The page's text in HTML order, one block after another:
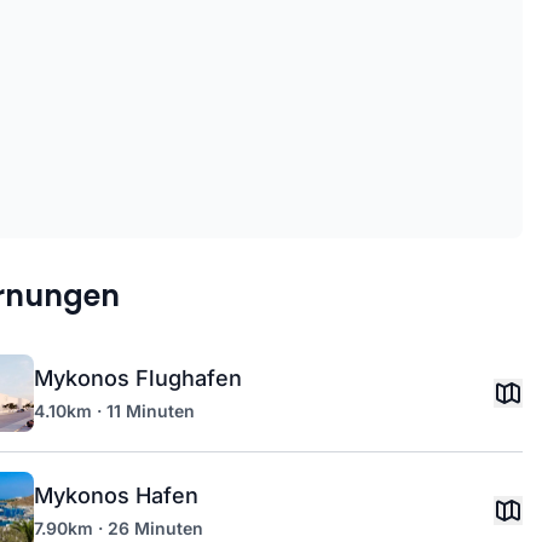
Mykonos Flughafen
4.10km · 11 Minuten
Mykonos Hafen
7.90km · 26 Minuten